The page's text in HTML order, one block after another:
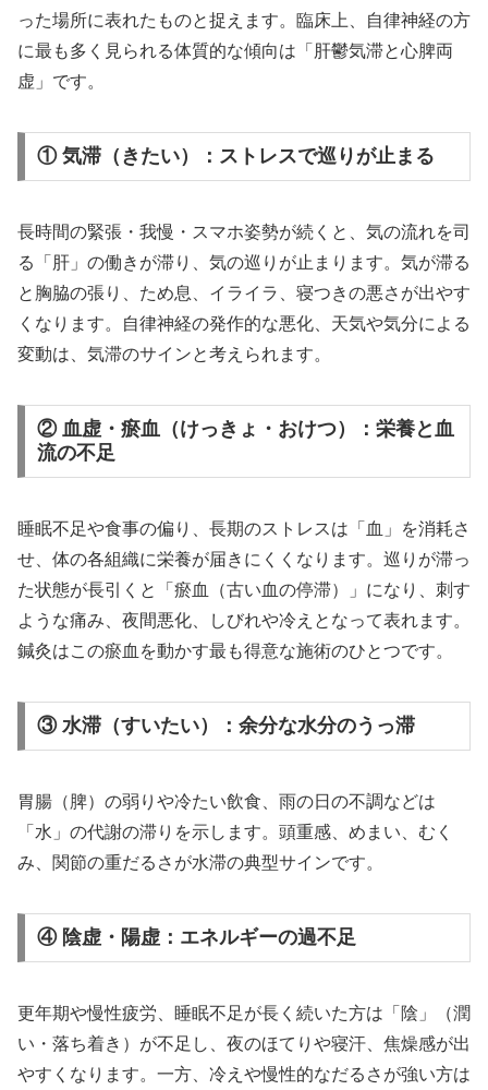
った場所に表れたものと捉えます。臨床上、自律神経の方
に最も多く見られる体質的な傾向は「肝鬱気滞と心脾両
虚」です。
① 気滞（きたい）：ストレスで巡りが止まる
長時間の緊張・我慢・スマホ姿勢が続くと、気の流れを司
る「肝」の働きが滞り、気の巡りが止まります。気が滞る
と胸脇の張り、ため息、イライラ、寝つきの悪さが出やす
くなります。自律神経の発作的な悪化、天気や気分による
変動は、気滞のサインと考えられます。
② 血虚・瘀血（けっきょ・おけつ）：栄養と血
流の不足
睡眠不足や食事の偏り、長期のストレスは「血」を消耗さ
せ、体の各組織に栄養が届きにくくなります。巡りが滞っ
た状態が長引くと「瘀血（古い血の停滞）」になり、刺す
ような痛み、夜間悪化、しびれや冷えとなって表れます。
鍼灸はこの瘀血を動かす最も得意な施術のひとつです。
③ 水滞（すいたい）：余分な水分のうっ滞
胃腸（脾）の弱りや冷たい飲食、雨の日の不調などは
「水」の代謝の滞りを示します。頭重感、めまい、むく
み、関節の重だるさが水滞の典型サインです。
④ 陰虚・陽虚：エネルギーの過不足
更年期や慢性疲労、睡眠不足が長く続いた方は「陰」（潤
い・落ち着き）が不足し、夜のほてりや寝汗、焦燥感が出
やすくなります。一方、冷えや慢性的なだるさが強い方は